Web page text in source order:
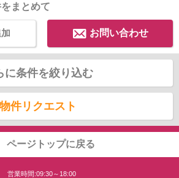
まとめて
お問い合わせ
に条件を絞り込む
物件リクエスト
ページトップに戻る
営業時間:09:30～18:00